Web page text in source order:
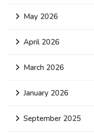
May 2026
April 2026
March 2026
January 2026
September 2025